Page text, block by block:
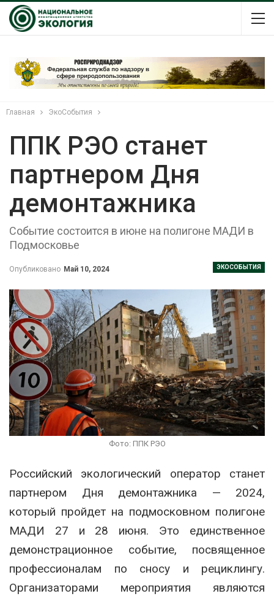
Главная ЭкоСобытия
ППК РЭО станет
партнером Дня
демонтажника
Событие состоится в июне на полигоне МАДИ в
Подмосковье
ЭКОСОБЫТИЯ
Опубликовано Май 10, 2024
Фото: ППК РЭО
Российский экологический оператор станет
партнером Дня демонтажника — 2024,
который пройдет на подмосковном полигоне
МАДИ 27 и 28 июня. Это единственное
демонстрационное событие, посвященное
профессионалам по сносу и рециклингу.
Организаторами мероприятия являются